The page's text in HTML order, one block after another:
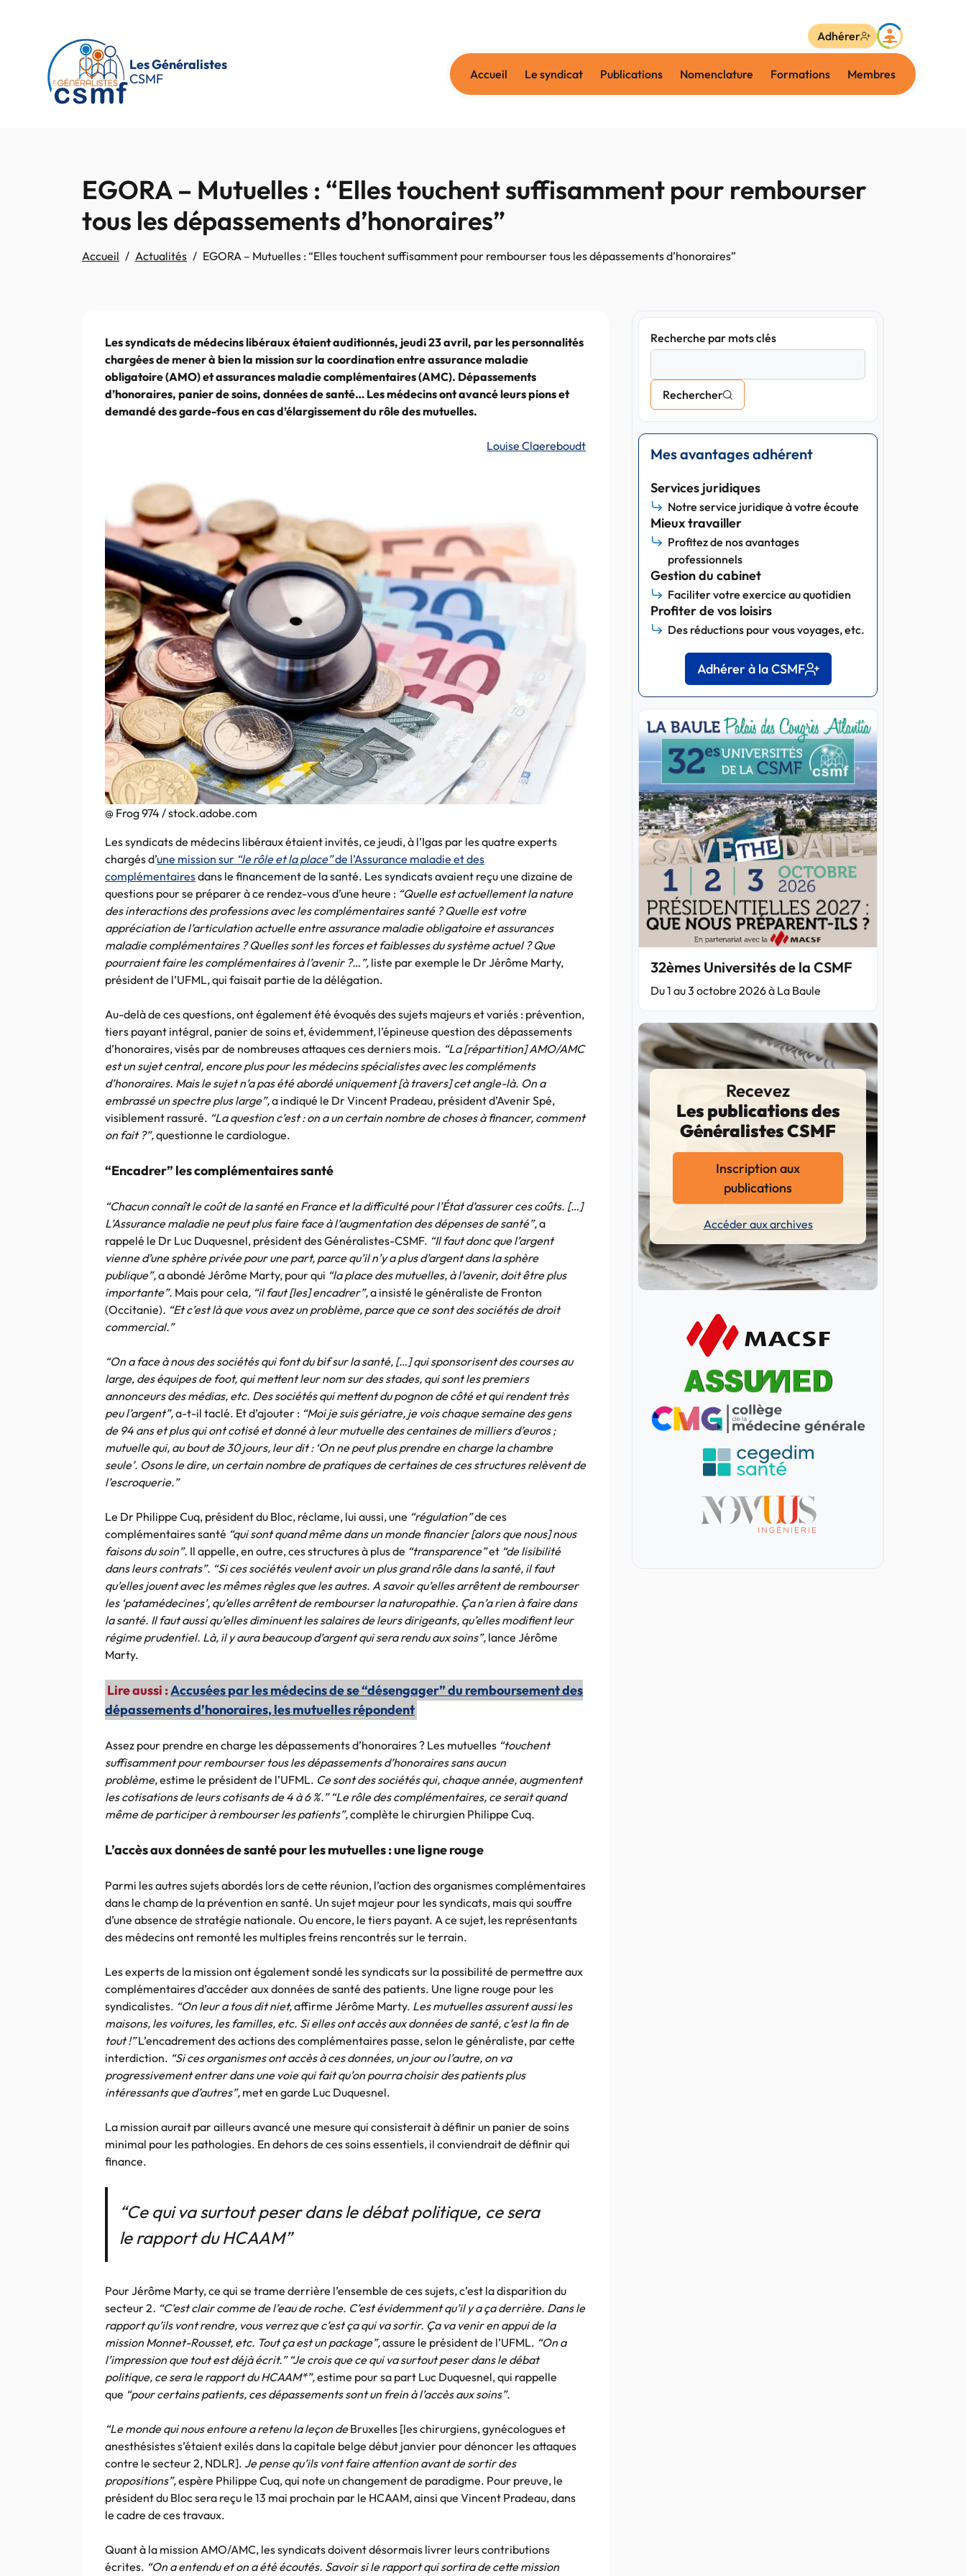
Les Généralistes
CSMF
Accueil Le syndicat Publications Nomenclature Formations Membres
Adhérer
EGORA – Mutuelles : “Elles touchent suffisamment pour rembourser
tous les dépassements d’honoraires”
Accueil Actualités EGORA – Mutuelles : “Elles touchent suffisamment pour rembourser tous les dépassements d’honoraires”
Les syndicats de médecins libéraux étaient auditionnés, jeudi 23 avril, par les personnalités
chargées de mener à bien la mission sur la coordination entre assurance maladie
obligatoire (AMO) et assurances maladie complémentaires (AMC). Dépassements
d’honoraires, panier de soins, données de santé… Les médecins ont avancé leurs pions et
demandé des garde-fous en cas d’élargissement du rôle des mutuelles.
Louise Claereboudt
@ Frog 974 / stock.adobe.com
Les syndicats de médecins libéraux étaient invités, ce jeudi, à l’Igas par les quatre experts
chargés d’une mission sur “le rôle et la place”de l’Assurance maladie et des
complémentairesdans le financement de la santé. Les syndicats avaient reçu une dizaine de
questions pour se préparer à ce rendez-vous d’une heure : “Quelle est actuellement la nature
des interactions des professions avec les complémentaires santé ? Quelle est votre
appréciation de l’articulation actuelle entre assurance maladie obligatoire et assurances
maladie complémentaires ? Quelles sont les forces et faiblesses du système actuel ? Que
pourraient faire les complémentaires à l’avenir ?…”, liste par exemple le Dr Jérôme Marty,
président de l’UFML, qui faisait partie de la délégation.
Au-delà de ces questions, ont également été évoqués des sujets majeurs et variés : prévention,
tiers payant intégral, panier de soins et, évidemment, l’épineuse question des dépassements
d’honoraires, visés par de nombreuses attaques ces derniers mois. “La [répartition] AMO/AMC
est un sujet central, encore plus pour les médecins spécialistes avec les compléments
d’honoraires. Mais le sujet n’a pas été abordé uniquement [à travers] cet angle-là. On a
embrassé un spectre plus large”,a indiqué le Dr Vincent Pradeau, président d’Avenir Spé,
visiblement rassuré. “La question c’est : on a un certain nombre de choses à financer, comment
on fait ?”,questionne le cardiologue.
“Encadrer” les complémentaires santé
“Chacun connaît le coût de la santé en France et la difficulté pour l’État d’assurer ces coûts. […]
L’Assurance maladie ne peut plus faire face à l’augmentation des dépenses de santé”,a
rappelé le Dr Luc Duquesnel, président des Généralistes-CSMF. “Il faut donc que l’argent
vienne d’une sphère privée pour une part, parce qu’il n’y a plus d’argent dans la sphère
publique”,a abondé Jérôme Marty, pour qui “la place des mutuelles, à l’avenir, doit être plus
importante”. Mais pour cela, “il faut [les] encadrer”,a insisté le généraliste de Fronton
(Occitanie). “Et c’est là que vous avez un problème, parce que ce sont des sociétés de droit
commercial.”
“On a face à nous des sociétés qui font du bif sur la santé, […] qui sponsorisent des courses au
large, des équipes de foot, qui mettent leur nom sur des stades, qui sont les premiers
annonceurs des médias, etc. Des sociétés qui mettent du pognon de côté et qui rendent très
peu l’argent”,a-t-il taclé. Et d’ajouter : “Moi je suis gériatre, je vois chaque semaine des gens
de 94 ans et plus qui ont cotisé et donné à leur mutuelle des centaines de milliers d’euros ;
mutuelle qui, au bout de 30 jours, leur dit : ‘On ne peut plus prendre en charge la chambre
seule’. Osons le dire, un certain nombre de pratiques de certaines de ces structures relèvent de
l’escroquerie.”
Le Dr Philippe Cuq, président du Bloc, réclame, lui aussi, une “régulation”de ces
complémentaires santé “qui sont quand même dans un monde financier [alors que nous] nous
faisons du soin”. Il appelle, en outre, ces structures à plus de “transparence”et “de lisibilité
dans leurs contrats”. “Si ces sociétés veulent avoir un plus grand rôle dans la santé, il faut
qu’elles jouent avec les mêmes règles que les autres. A savoir qu’elles arrêtent de rembourser
les ‘patamédecines’, qu’elles arrêtent de rembourser la naturopathie. Ça n’a rien à faire dans
la santé. Il faut aussi qu’elles diminuent les salaires de leurs dirigeants, qu’elles modifient leur
régime prudentiel. Là, il y aura beaucoup d’argent qui sera rendu aux soins”, lance Jérôme
Marty.
Lire aussi :Accusées par les médecins de se “désengager” du remboursement des
dépassements d’honoraires, les mutuelles répondent
Assez pour prendre en charge les dépassements d’honoraires ? Les mutuelles “touchent
suffisamment pour rembourser tous les dépassements d’honoraires sans aucun
problème,estime le président de l’UFML. Ce sont des sociétés qui, chaque année, augmentent
les cotisations de leurs cotisants de 4 à 6 %.” “Le rôle des complémentaires, ce serait quand
même de participer à rembourser les patients”,complète le chirurgien Philippe Cuq.
L’accès aux données de santé pour les mutuelles : une ligne rouge
Parmi les autres sujets abordés lors de cette réunion, l’action des organismes complémentaires
dans le champ de la prévention en santé. Un sujet majeur pour les syndicats, mais qui souffre
d’une absence de stratégie nationale. Ou encore, le tiers payant. A ce sujet, les représentants
des médecins ont remonté les multiples freins rencontrés sur le terrain.
Les experts de la mission ont également sondé les syndicats sur la possibilité de permettre aux
complémentaires d’accéder aux données de santé des patients. Une ligne rouge pour les
syndicalistes. “On leur a tous dit niet,affirme Jérôme Marty. Les mutuelles assurent aussi les
maisons, les voitures, les familles, etc. Si elles ont accès aux données de santé, c’est la fin de
tout !”L’encadrement des actions des complémentaires passe, selon le généraliste, par cette
interdiction. “Si ces organismes ont accès à ces données, un jour ou l’autre, on va
progressivement entrer dans une voie qui fait qu’on pourra choisir des patients plus
intéressants que d’autres”, met en garde Luc Duquesnel.
La mission aurait par ailleurs avancé une mesure qui consisterait à définir un panier de soins
minimal pour les pathologies. En dehors de ces soins essentiels, il conviendrait de définir qui
finance.
“Ce qui va surtout peser dans le débat politique, ce sera
le rapport du HCAAM”
Pour Jérôme Marty, ce qui se trame derrière l’ensemble de ces sujets, c’est la disparition du
secteur 2. “C’est clair comme de l’eau de roche. C’est évidemment qu’il y a ça derrière. Dans le
rapport qu’ils vont rendre, vous verrez que c’est ça qui va sortir. Ça va venir en appui de la
mission Monnet-Rousset, etc. Tout ça est un package”,assure le président de l’UFML. “On a
l’impression que tout est déjà écrit.” “Je crois que ce qui va surtout peser dans le débat
politique, ce sera le rapport du HCAAM*”,estime pour sa part Luc Duquesnel, qui rappelle
que “pour certains patients, ces dépassements sont un frein à l’accès aux soins”.
“Le monde qui nous entoure a retenu la leçon deBruxelles [les chirurgiens, gynécologues et
anesthésistes s’étaient exilés dans la capitale belge début janvier pour dénoncer les attaques
contre le secteur 2, NDLR]. Je pense qu’ils vont faire attention avant de sortir des
propositions”,espère Philippe Cuq, qui note un changement de paradigme. Pour preuve, le
président du Bloc sera reçu le 13 mai prochain par le HCAAM, ainsi que Vincent Pradeau, dans
le cadre de ces travaux.
Quant à la mission AMO/AMC, les syndicats doivent désormais livrer leurs contributions
écrites. “On a entendu et on a été écoutés. Savoir si le rapport qui sortira de cette mission
Recherche par mots clés
Rechercher
Mes avantages adhérent
Services juridiques
Notre service juridique à votre écoute
Mieux travailler
Profitez de nos avantages
professionnels
Gestion du cabinet
Faciliter votre exercice au quotidien
Profiter de vos loisirs
Des réductions pour vous voyages, etc.
Adhérer à la CSMF
32èmes Universités de la CSMF
Du 1 au 3 octobre 2026 à La Baule
Recevez
Les publications des
Généralistes CSMF
Inscription aux
publications
Accéder aux archives